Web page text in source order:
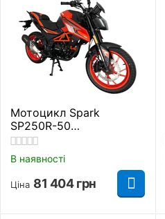
Мотоцикл Spark
SP250R-50
Помаранчевий
Дорожній
В наявності
Ціна 81 404 грн